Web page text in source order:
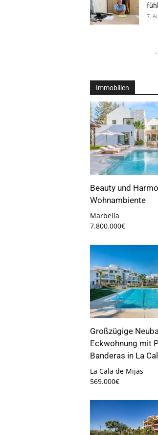
7.
-
Immobilien
Beauty und
Wohnambiente
Marbella
7.800.000€
Großzügige
Eckwohnung mit
Banderas in La
La Cala de Mijas
569.000€